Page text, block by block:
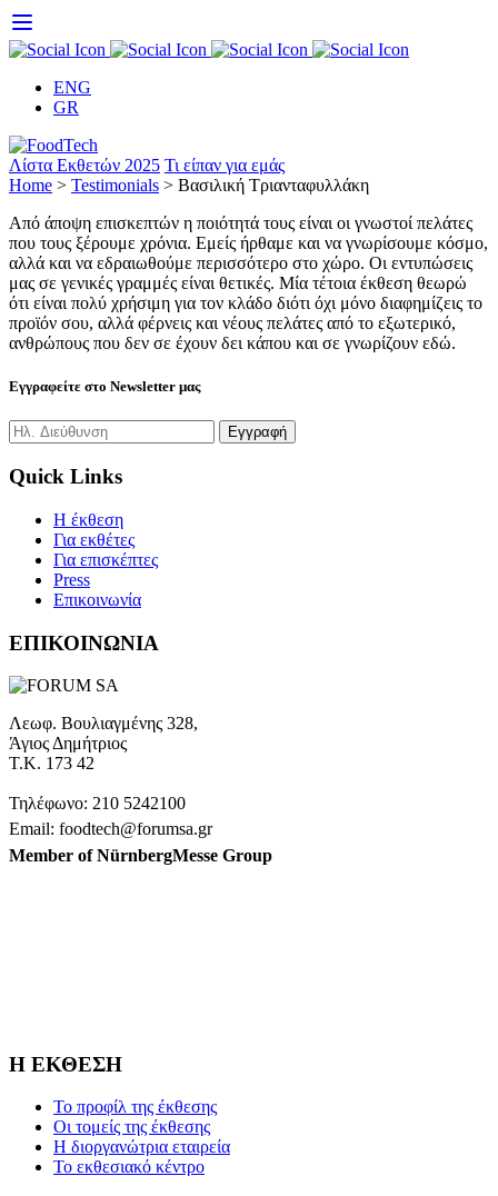
Skip
to
content
ENG
GR
Λίστα Εκθετών 2025 Τι είπαν για εμάς
Home > Testimonials > Βασιλική Τριανταφυλλάκη
Από άποψη επισκεπτών η ποιότητά τους είναι οι γνωστοί πελάτες
που τους ξέρουμε χρόνια. Εμείς ήρθαμε και να γνωρίσουμε κόσμο,
αλλά και να εδραιωθούμε περισσότερο στο χώρο. Οι εντυπώσεις
μας σε γενικές γραμμές είναι θετικές. Μία τέτοια έκθεση θεωρώ
ότι είναι πολύ χρήσιμη για τον κλάδο διότι όχι μόνο διαφημίζεις το
προϊόν σου, αλλά φέρνεις και νέους πελάτες από το εξωτερικό,
ανθρώπους που δεν σε έχουν δει κάπου και σε γνωρίζουν εδώ.
Εγγραφείτε στο Newsletter μας
Quick Links
H έκθεση
Για εκθέτες
Για επισκέπτες
Press
Επικοινωνία
ΕΠΙΚΟΙΝΩΝΙΑ
Λεωφ. Βουλιαγμένης 328,
Άγιος Δημήτριος
Τ.Κ. 173 42
Τηλέφωνο: 210 5242100
Email: foodtech@forumsa.gr
Member of NürnbergMesse Group
Η ΕΚΘΕΣΗ
Το προφίλ της έκθεσης
Οι τομείς της έκθεσης
Η διοργανώτρια εταιρεία
Το εκθεσιακό κέντρο